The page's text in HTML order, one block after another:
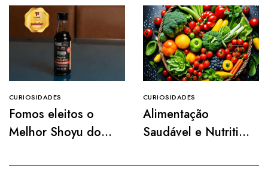
CURIOSIDADES
Fomos eleitos o
Melhor Shoyu do
Paladar! 🎉
CURIOSIDADES
Alimentação
Saudável e Nutritiva
Vibrante